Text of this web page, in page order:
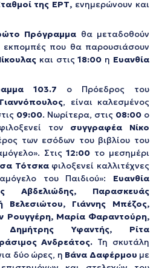
της ΕΡΤ, ενημερώνουν και
Πρόγραμμα θα μεταδοθούν
εκπομπές που θα παρουσιάσουν
και στις18:00 η Ευανθία
103.7 ο Πρόεδρος του
, είναι καλεσμένος
09:00. Νωρίτερα, στις 08:00 ο
τον συγγραφέα Νίκο
των εσόδων του βιβλίου του
Στις12:00 το μεσημέρι
Τότσκαφιλοξενεί καλλιτέχνες
του Παιδιού»: Ευανθία
Αβδελιώδης, Παρασκευάς
Βελεσιώτου, Γιάννης Μπέζος,
Ρουγγέρη, Μαρία Φαραντούρη,
Δημήτρης Υφαντής, Ρίτα
Ανδρεάτος. Τη σκυτάλη
δύο ώρες, η Βάνα Δαφέρμου με